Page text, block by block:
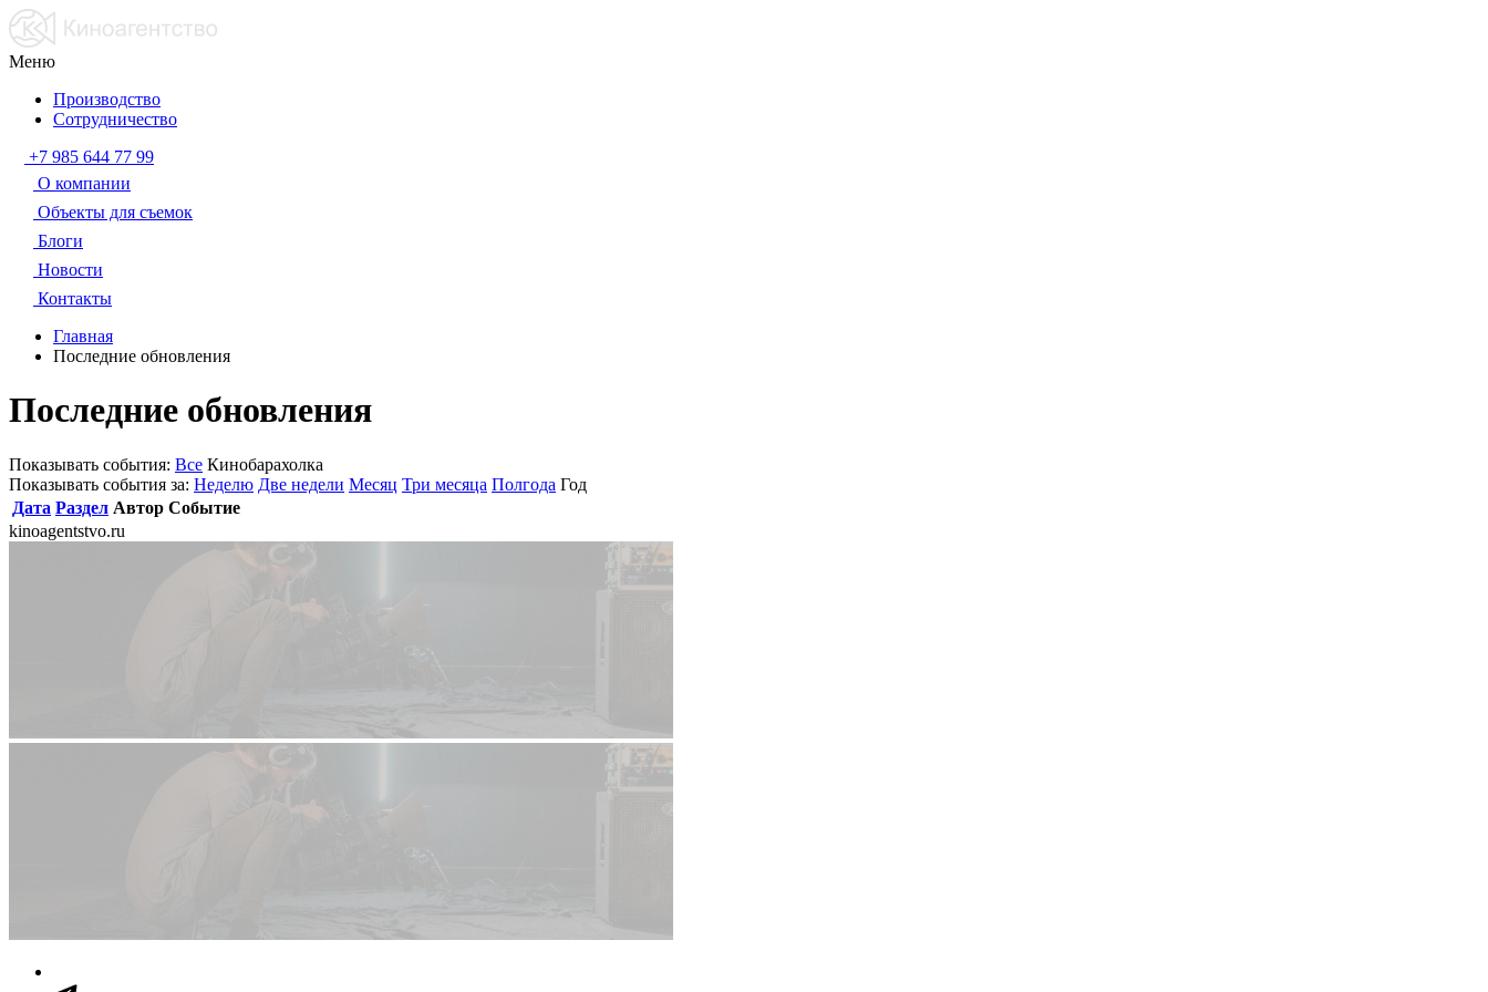
Меню
Производство
Сотрудничество
+7 985 644 77 99
О компании
Объекты для съемок
Блоги
Новости
Контакты
Главная
Последние обновления
Последние обновления
Показывать события: Все Кинобарахолка
Показывать события за: Неделю Две недели Месяц Три месяца Полгода Год
Дата Раздел Автор Событие
kinoagentstvo.ru